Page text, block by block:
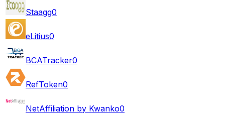
Staagg0
eLitius0
BCATracker0
RefToken0
NetAffiliation by Kwanko0